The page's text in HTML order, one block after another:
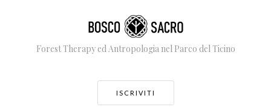
Forest Therapy ed Antropologia nel Parco del Ticino
ISCRIVITI